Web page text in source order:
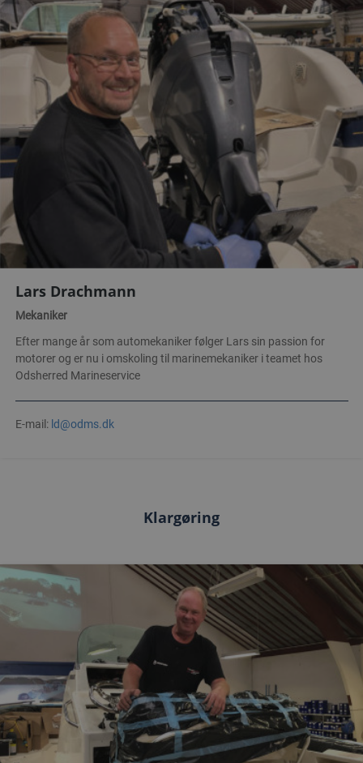
Lars Drachmann
Mekaniker
Efter mange år som automekaniker følger Lars sin passion for
motorer og er nu i omskoling til marinemekaniker i teamet hos
Odsherred Marineservice
E-mail: ld@odms.dk
Klargøring